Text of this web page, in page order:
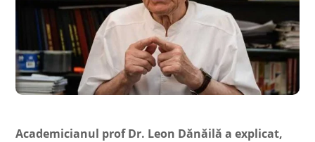
Academicianul prof Dr. Leon Dănăilă a explicat,